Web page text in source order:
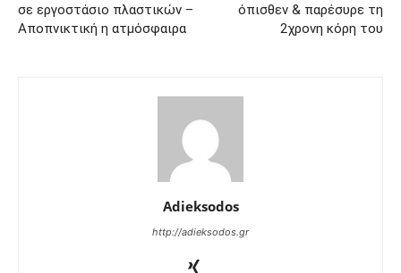
σε εργοστάσιο πλαστικών –
Αποπνικτική η ατμόσφαιρα
όπισθεν & παρέσυρε τη
2χρονη κόρη του
Adieksodos
http://adieksodos.gr